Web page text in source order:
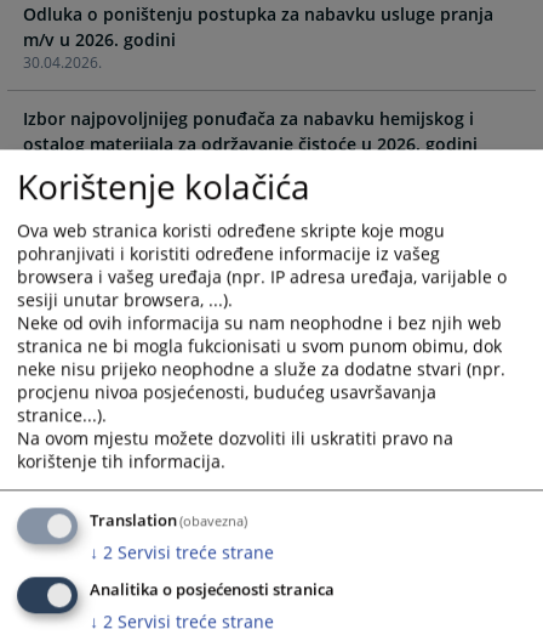
forward
to
interact
with
the
calendar
and
select
a
date.
Press
the
question
mark
key
to
get
the
keyboard
shortcuts
for
dates.
forward
with
the
calendar
and
select
a
date.
Press
question
mark
key
get
keyboard
dates.
30.04.2026.
Odluka o poništenju postupka za nabavku usluge pranja
m/v u 2026. godini
Izbor najpovoljnijeg ponuđača za nabavku hemijskog i
ostalog materijala za održavanje čistoće u 2026. godini
01.04.2026.
Izbor ponuđača za nabavku goriva za službena m/v i druge
uređaje u 2026. godini
01.04.2026.
Izbor najpovoljnijeg ponuđača za nabavku usluge
održavanja kompjuterske opreme u 2026. godini
Izbor najpovoljnijeg ponuđača za nabavku usluge
osiguranja imovine, lica i vozila u 2026. godini
01.04.2026.
Izbor najpovoljnijeg ponuđača za nabavku kancelarijskog
materijala u 2026. godini
Korištenje kolačića
Ova web stranica koristi određene skripte koje mogu
pohranjivati i koristiti određene informacije iz vašeg
browsera i vašeg uređaja (npr. IP adresa uređaja, varijable o
sesiji unutar browsera, ...).
Neke od ovih informacija su nam neophodne i bez njih web
stranica ne bi mogla fukcionisati u svom punom obimu, dok
neke nisu prijeko neophodne a služe za dodatne stvari (npr.
procjenu nivoa posjećenosti, budućeg usavršavanja
stranice...).
Na ovom mjestu možete dozvoliti ili uskratiti pravo na
korištenje tih informacija.
Translation(obavezna)
↓ 2 Servisi treće strane
Analitika o posjećenosti stranica
↓ 2 Servisi treće strane